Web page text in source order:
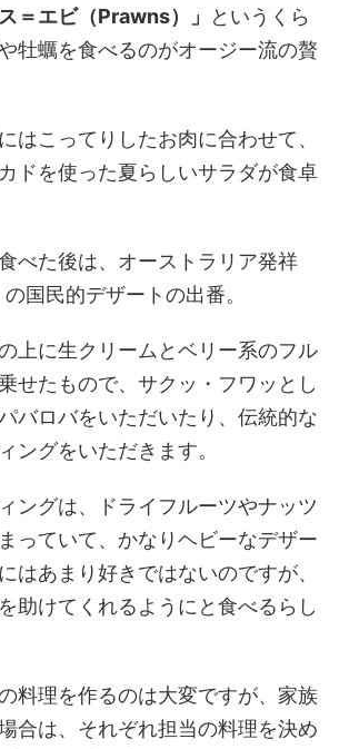
＝エビ（Prawns）」
というくら
牡蠣を食べるのがオージー流の贅
はこってりしたお肉に合わせて、
ドを使った夏らしいサラダが食卓
べた後は、オーストラリア発祥
の国民的デザートの出番。
上に生クリームとベリー系のフル
せたもので、サクッ・フワッとし
バロバをいただいたり、伝統的な
ングをいただきます。
ングは、ドライフルーツやナッツ
っていて、かなりヘビーなデザー
はあまり好きではないのですが、
助けてくれるようにと食べるらし
料理を作るのは大変ですが、家族
合は、それぞれ担当の料理を決め